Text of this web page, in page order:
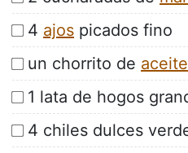
4 ajos picados fino
un chorrito de aceite
1 lata de hogos
4 chiles dulces